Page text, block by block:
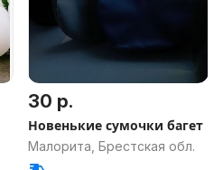
30 р.
Новенькие сумочки багет
Малорита, Брестская обл.